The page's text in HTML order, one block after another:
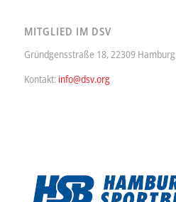
MITGLIED IM DSV
Gründgensstraße 18, 22309 Hamburg
Kontakt: info@dsv.org